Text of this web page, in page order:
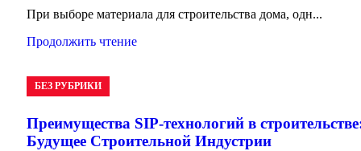
При выборе материала для строительства дома, одн...
Продолжить чтение
БЕЗ РУБРИКИ
Преимущества SIP-технологий в
Будущее Строительной Индустрии